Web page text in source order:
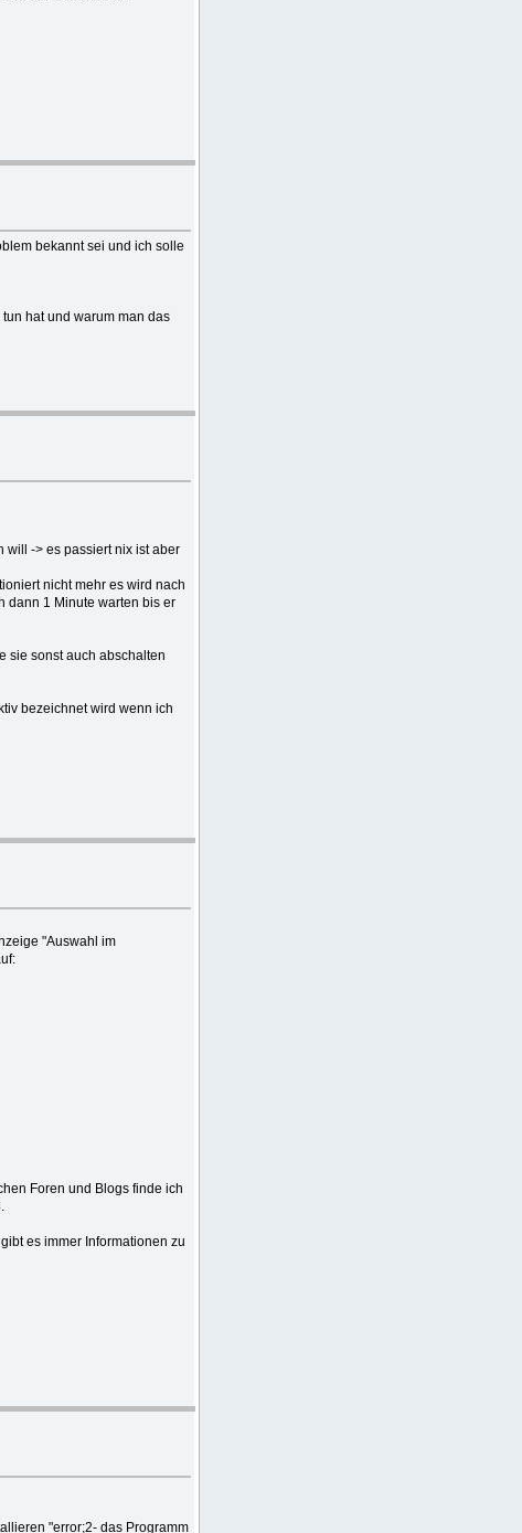
bekannt sei und ich solle
hat und warum man das
will -> es passiert nix ist aber
nicht mehr es wird nach
dann 1 Minute warten bis er
sie sonst auch abschalten
bezeichnet wird wenn ich
"Auswahl im
Foren und Blogs finde ich
es immer Informationen zu
"error;2- das Programm